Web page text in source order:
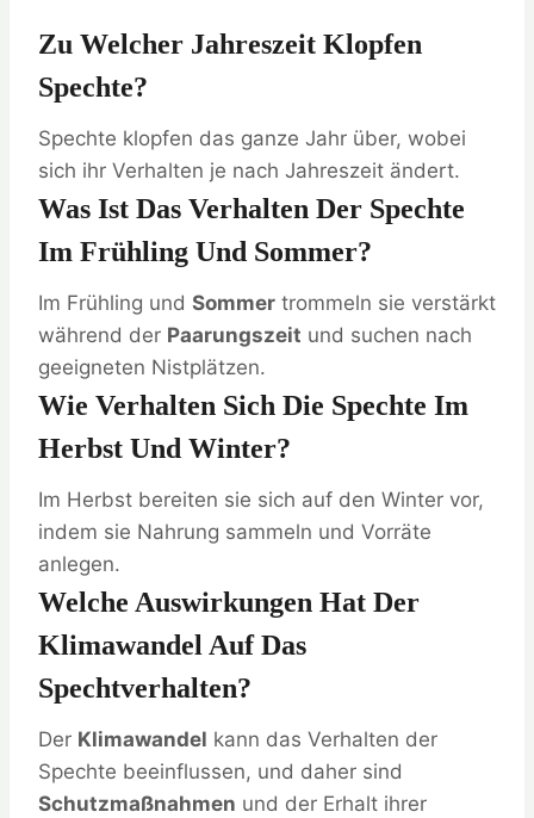
Zu Welcher Jahreszeit Klopfen
Spechte?
Spechte klopfen das ganze Jahr über, wobei
sich ihr Verhalten je nach Jahreszeit ändert.
Was Ist Das Verhalten Der Spechte
Im Frühling Und Sommer?
Im Frühling und Sommer trommeln sie verstärkt
während der Paarungszeit und suchen nach
geeigneten Nistplätzen.
Wie Verhalten Sich Die Spechte Im
Herbst Und Winter?
Im Herbst bereiten sie sich auf den Winter vor,
indem sie Nahrung sammeln und Vorräte
anlegen.
Welche Auswirkungen Hat Der
Klimawandel Auf Das
Spechtverhalten?
Der Klimawandel kann das Verhalten der
Spechte beeinflussen, und daher sind
Schutzmaßnahmen und der Erhalt ihrer